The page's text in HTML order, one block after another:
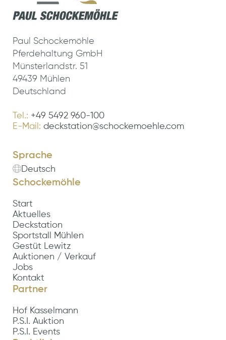
Paul Schockemöhle
Pferdehaltung GmbH
Münsterlandstr. 51
49439 Mühlen
Deutschland
Tel.: +49 5492 960-100
E-Mail: deckstation@schockemoehle.com
Sprache
Deutsch
Schockemöhle
Start
Aktuelles
Deckstation
Sportstall Mühlen
Gestüt Lewitz
Auktionen / Verkauf
Jobs
Kontakt
Partner
Hof Kasselmann
P.S.I. Auktion
P.S.I. Events